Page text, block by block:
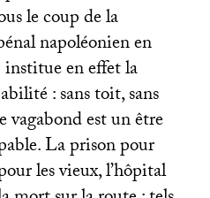
le coup de la
napoléonien en
en effet la
: sans toit, sans
vagabond est un être
La prison pour
les vieux, l’hôpital